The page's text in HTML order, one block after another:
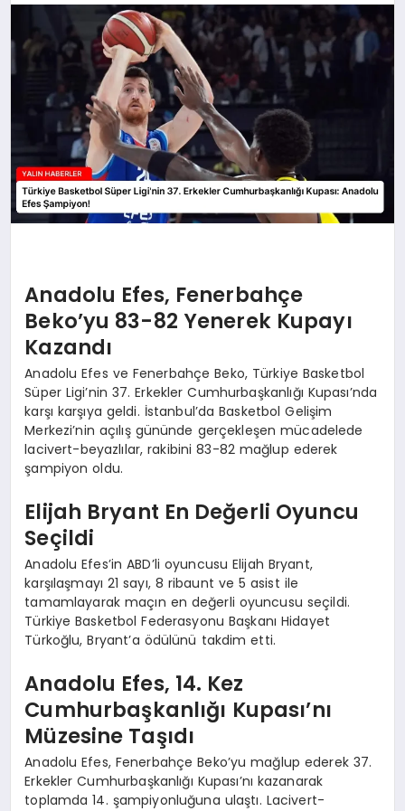
MAGAZİN
SAĞLIK
Anadolu Efes, Fenerbahçe
Beko’yu 83-82 Yenerek Kupayı
Kazandı
Anadolu Efes ve Fenerbahçe Beko, Türkiye Basketbol
Süper Ligi’nin 37. Erkekler Cumhurbaşkanlığı Kupası’nda
karşı karşıya geldi. İstanbul’da Basketbol Gelişim
Merkezi’nin açılış gününde gerçekleşen mücadelede
lacivert-beyazlılar, rakibini 83-82 mağlup ederek
şampiyon oldu.
Elijah Bryant En Değerli Oyuncu
Seçildi
Anadolu Efes’in ABD’li oyuncusu Elijah Bryant,
karşılaşmayı 21 sayı, 8 ribaunt ve 5 asist ile
tamamlayarak maçın en değerli oyuncusu seçildi.
Türkiye Basketbol Federasyonu Başkanı Hidayet
Türkoğlu, Bryant’a ödülünü takdim etti.
Anadolu Efes, 14. Kez
Cumhurbaşkanlığı Kupası’nı
Müzesine Taşıdı
Anadolu Efes, Fenerbahçe Beko’yu mağlup ederek 37.
Erkekler Cumhurbaşkanlığı Kupası’nı kazanarak
toplamda 14. şampiyonluğuna ulaştı. Lacivert-